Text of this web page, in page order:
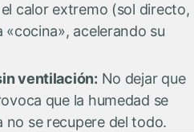
calor extremo (sol directo,
acelerando su
ventilación: No dejar que
que la humedad se
no se recupere del todo.